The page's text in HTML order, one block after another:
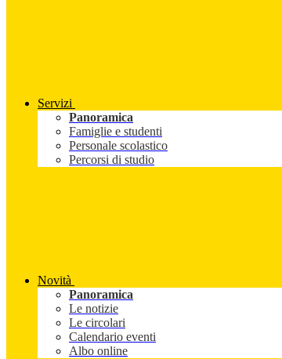
Servizi
Panoramica
Famiglie e studenti
Personale scolastico
Percorsi di studio
Novità
Panoramica
Le notizie
Le circolari
Calendario eventi
Albo online